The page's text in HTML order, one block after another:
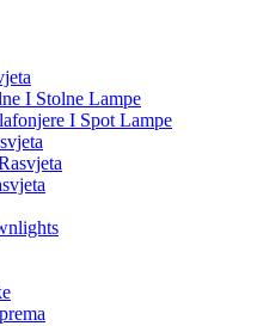
I Stolne Lampe
I Spot Lampe